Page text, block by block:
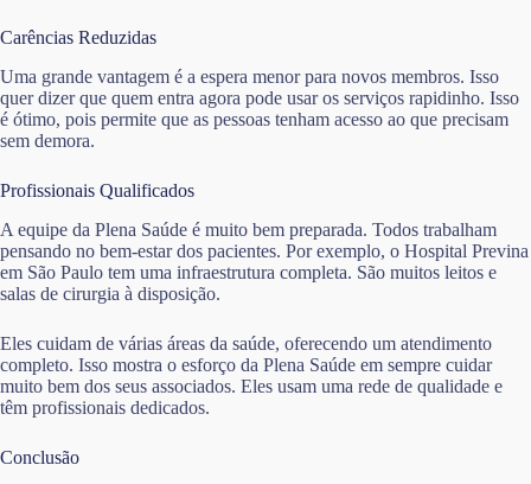
Carências Reduzidas
Uma grande vantagem é a espera menor para novos membros. Isso
quer dizer que quem entra agora pode usar os serviços rapidinho. Isso
é ótimo, pois permite que as pessoas tenham acesso ao que precisam
sem demora.
Profissionais Qualificados
A equipe da Plena Saúde é muito bem preparada. Todos trabalham
pensando no bem-estar dos pacientes. Por exemplo, o Hospital Previna
em São Paulo tem uma infraestrutura completa. São muitos leitos e
salas de cirurgia à disposição.
Eles cuidam de várias áreas da saúde, oferecendo um atendimento
completo. Isso mostra o esforço da Plena Saúde em sempre cuidar
muito bem dos seus associados. Eles usam uma rede de qualidade e
têm profissionais dedicados.
Conclusão